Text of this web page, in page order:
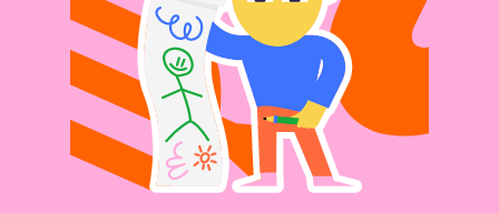
Kennismaking inplannen